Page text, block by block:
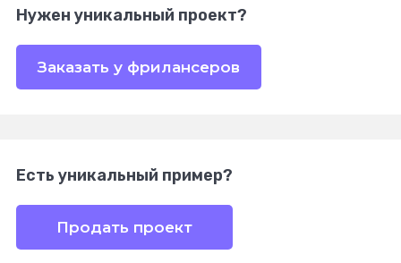
Нужен уникальный проект?
Заказать у фрилансеров
Есть уникальный пример?
Продать проект